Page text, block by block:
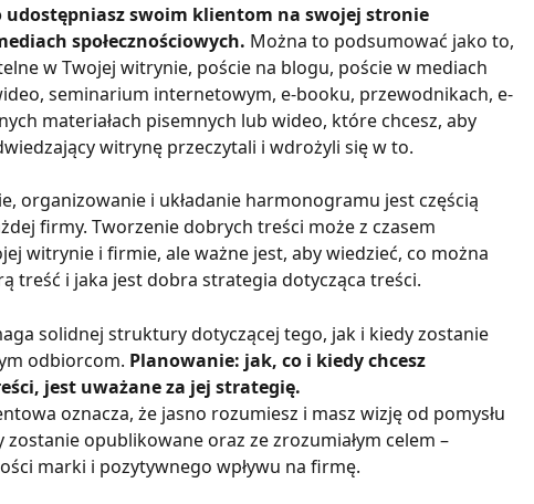
udostępniasz swoim klientom na swojej stronie
społecznościowych. Można to podsumować jako to,
w Twojej witrynie, poście na blogu, poście w mediach
seminarium internetowym, e-booku, przewodnikach, e-
materiałach pisemnych lub wideo, które chcesz, aby
witrynę przeczytali i wdrożyli się w to.
organizowanie i układanie harmonogramu jest częścią
firmy. Tworzenie dobrych treści może z czasem
witrynie i firmie, ale ważne jest, aby wiedzieć, co można
treść i jaka jest dobra strategia dotycząca treści.
solidnej struktury dotyczącej tego, jak i kiedy zostanie
odbiorcom. Planowanie: jak, co i kiedy chcesz
jest uważane za jej strategię.
oznacza, że jasno rozumiesz i masz wizję od pomysłu
zostanie opublikowane oraz ze zrozumiałym celem –
marki i pozytywnego wpływu na firmę.